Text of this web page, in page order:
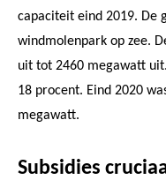
capaciteit eind 2019. De
windmolenpark op zee.
uit tot 2460 megawatt
18 procent. Eind 2020
megawatt.
Subsidies